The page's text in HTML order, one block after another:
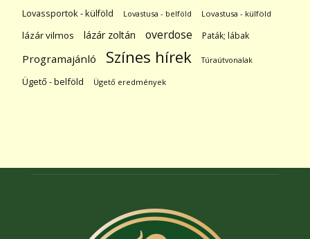
Lovassportok - külföld Lovastusa - belföld Lovastusa - külföld
lázár vilmos lázár zoltán overdose Paták; lábak
Programajánló Színes hírek Túraútvonalak
Ügető - belföld Ügető eredmények